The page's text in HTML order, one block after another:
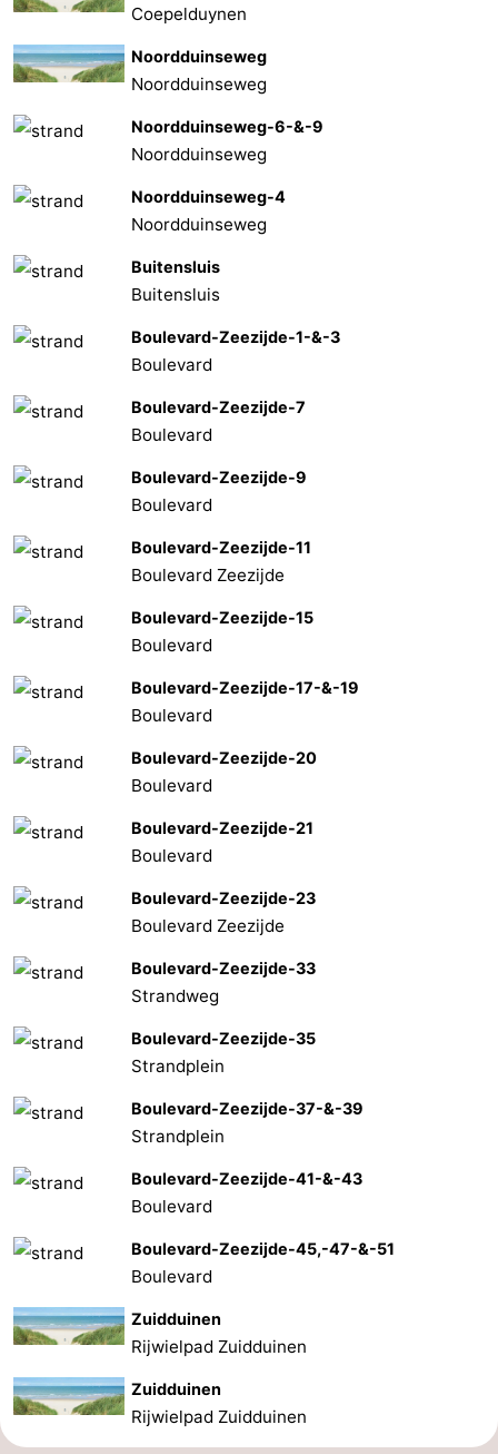
Coepelduynen
Noordduinseweg
Noordduinseweg
Noordduinseweg-6-&-9
Noordduinseweg
Noordduinseweg-4
Noordduinseweg
Buitensluis
Buitensluis
Boulevard-Zeezijde-1-&-3
Boulevard
Boulevard-Zeezijde-7
Boulevard
Boulevard-Zeezijde-9
Boulevard
Boulevard-Zeezijde-11
Boulevard Zeezijde
Boulevard-Zeezijde-15
Boulevard
Boulevard-Zeezijde-17-&-19
Boulevard
Boulevard-Zeezijde-20
Boulevard
Boulevard-Zeezijde-21
Boulevard
Boulevard-Zeezijde-23
Boulevard Zeezijde
Boulevard-Zeezijde-33
Strandweg
Boulevard-Zeezijde-35
Strandplein
Boulevard-Zeezijde-37-&-39
Strandplein
Boulevard-Zeezijde-41-&-43
Boulevard
Boulevard-Zeezijde-45,-47-&-51
Boulevard
Zuidduinen
Rijwielpad Zuidduinen
Zuidduinen
Rijwielpad Zuidduinen